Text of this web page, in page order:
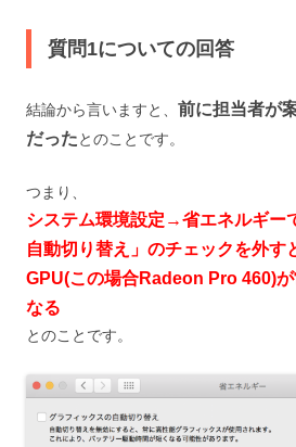
質問1についての回答
結論から言いますと、 前に担当者が
だったとのことです。
つまり、
システム環境設定→省エネルギー
自動切り替え」のチェックを外す
GPU(この場合Radeon Pro 460)
なる
とのことです。